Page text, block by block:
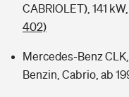
CABRIOLET), 141
402)
Mercedes-Benz
Benzin, Cabrio, ab